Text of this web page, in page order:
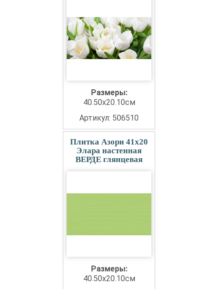
Размеры:
40.50x20.10см
Артикул: 506510
Плитка Азори 41x20
Элара настенная
ВЕРДЕ глянцевая
Размеры:
40.50x20.10см